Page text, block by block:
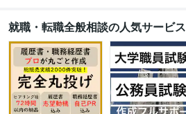
就職・転職全般相談の人気サービス